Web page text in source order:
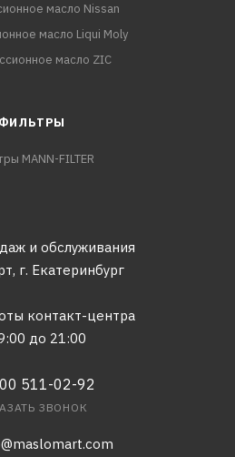
масло Nissan
масло Liqui Moly
масло ZIC
ФИЛЬТРЫ
MANN-FILTER
и обслуживания
г. Екатеринбург
контакт-центра
до 21:00
511-02-92
ЗВОНОК